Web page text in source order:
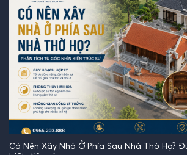
Có Nên Xây Nhà Ở Phía Sau Nhà Thờ Họ?